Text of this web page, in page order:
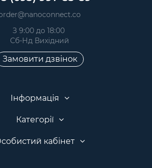
З 9:00 до 18:00
Сб-Нд Вихідний
Замовити дзвінок
Інформація
Категорії
кабінет